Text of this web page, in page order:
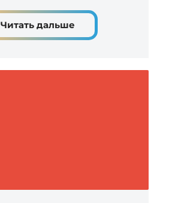
Читать дальше